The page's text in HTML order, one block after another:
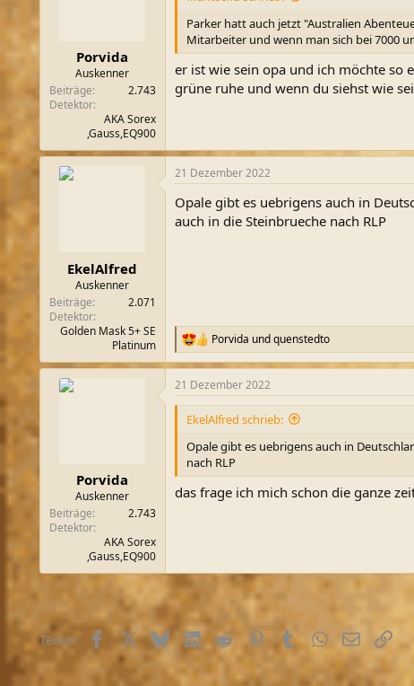
n
:
Porvida
Auskenner
Beiträge
2.743
Detektor
AKA Sorex
,Gauss,EQ900
Parker hatt auch jetzt "Australien
Mitarbeiter und wenn man sich bei 7000
er ist wie sein opa und ich möchte so
grüne ruhe und wenn du siehst wie
EkelAlfred
Auskenner
Beiträge
2.071
Detektor
Golden Mask 5+ SE
Platinum
21 Dezember 2022
Opale gibt es uebrigens auch in
auch in die Steinbrueche nach RLP
R
e
a
k
t
n
n
:
Porvida undquenstedto
Porvida
Auskenner
Beiträge
2.743
Detektor
AKA Sorex
,Gauss,EQ900
21 Dezember 2022
EkelAlfred schrieb:
Opale gibt es uebrigens auch in
nach RLP
das frage ich mich schon die ganze
Teilen: FacebookX (Twitter)
BlueskyLinkedIn
Reddit PinterestTumblrWhatsApp
E-MailLink